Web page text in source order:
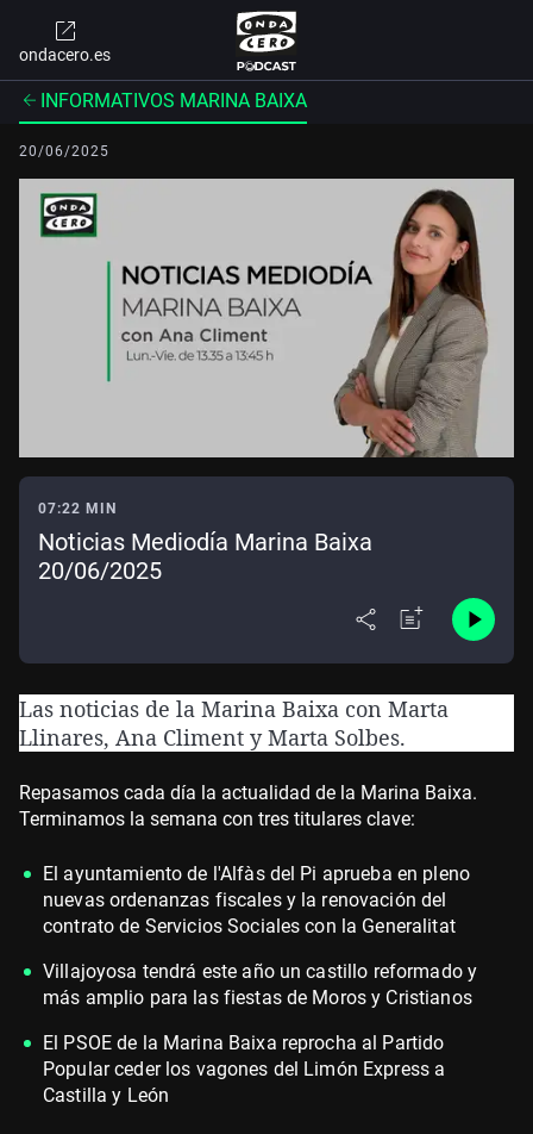
ondacero.es
INFORMATIVOS MARINA BAIXA
20/06/2025
07:22 MIN
Noticias Mediodía Marina Baixa
20/06/2025
Las noticias de la Marina Baixa con Marta
Llinares, Ana Climent y Marta Solbes.
Repasamos cada día la actualidad de la Marina Baixa.
Terminamos la semana con tres titulares clave:
El ayuntamiento de l'Alfàs del Pi aprueba en pleno
nuevas ordenanzas fiscales y la renovación del
contrato de Servicios Sociales con la Generalitat
Villajoyosa tendrá este año un castillo reformado y
más amplio para las fiestas de Moros y Cristianos
El PSOE de la Marina Baixa reprocha al Partido
Popular ceder los vagones del Limón Express a
Castilla y León